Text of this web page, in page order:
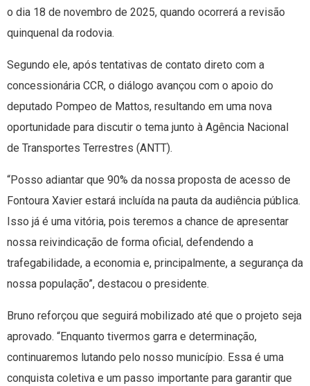
o dia 18 de novembro de 2025, quando ocorrerá a revisão
quinquenal da rodovia.
Segundo ele, após tentativas de contato direto com a
concessionária CCR, o diálogo avançou com o apoio do
deputado Pompeo de Mattos, resultando em uma nova
oportunidade para discutir o tema junto à Agência Nacional
de Transportes Terrestres (ANTT).
“Posso adiantar que 90% da nossa proposta de acesso de
Fontoura Xavier estará incluída na pauta da audiência pública.
Isso já é uma vitória, pois teremos a chance de apresentar
nossa reivindicação de forma oficial, defendendo a
trafegabilidade, a economia e, principalmente, a segurança da
nossa população”, destacou o presidente.
Bruno reforçou que seguirá mobilizado até que o projeto seja
aprovado. “Enquanto tivermos garra e determinação,
continuaremos lutando pelo nosso município. Essa é uma
conquista coletiva e um passo importante para garantir que